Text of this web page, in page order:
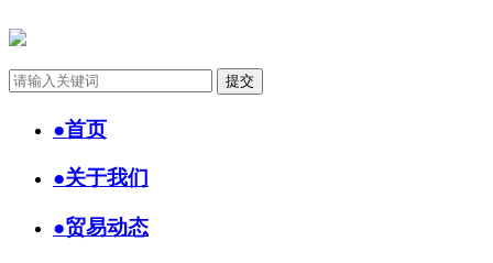
●首页
●关于我们
●贸易动态